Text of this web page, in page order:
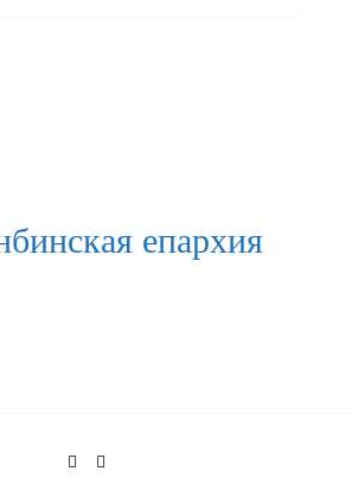
епархия